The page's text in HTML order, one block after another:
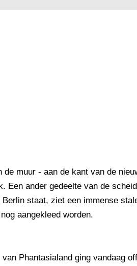
de muur - aan de kant van de
Een ander gedeelte van de
Berlin staat, ziet een immense
aangekleed worden.
van Phantasialand ging vandaag